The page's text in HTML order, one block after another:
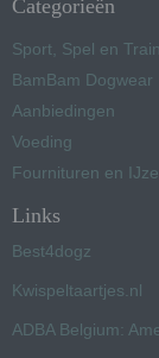
Categorieën
Sport, Spel en
BamBam Dogwear
Aanbiedingen
Voeding
Fournituren en
Links
Best4dogz
Kwispeltaartjes.nl
ADBA Belgium: